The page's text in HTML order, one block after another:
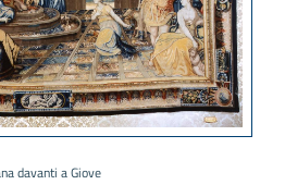
davanti a Giove